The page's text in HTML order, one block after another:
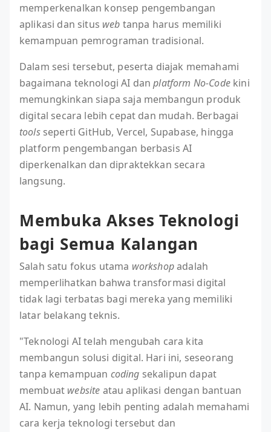
memperkenalkan konsep pengembangan
aplikasi dan situs web tanpa harus memiliki
kemampuan pemrograman tradisional.
Dalam sesi tersebut, peserta diajak memahami
bagaimana teknologi AI danplatform No-Codekini
memungkinkan siapa saja membangun produk
digital secara lebih cepat dan mudah. Berbagai
tools seperti GitHub, Vercel, Supabase, hingga
platform pengembangan berbasis AI
diperkenalkan dan dipraktekkan secara
langsung.
Membuka Akses Teknologi
bagi Semua Kalangan
Salah satu fokus utama workshopadalah
memperlihatkan bahwa transformasi digital
tidak lagi terbatas bagi mereka yang memiliki
latar belakang teknis.
"Teknologi AI telah mengubah cara kita
membangun solusi digital. Hari ini, seseorang
tanpa kemampuan coding sekalipun dapat
membuat website atau aplikasi dengan bantuan
AI. Namun, yang lebih penting adalah memahami
cara kerja teknologi tersebut dan